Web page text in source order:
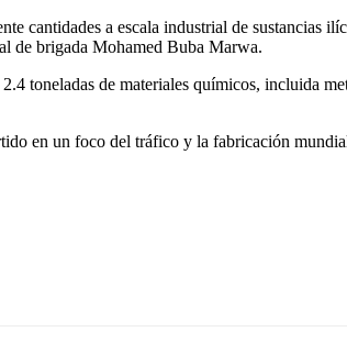
cantidades a escala industrial de sustancias
de brigada Mohamed Buba Marwa.
toneladas de materiales químicos, incluida
en un foco del tráfico y la fabricación